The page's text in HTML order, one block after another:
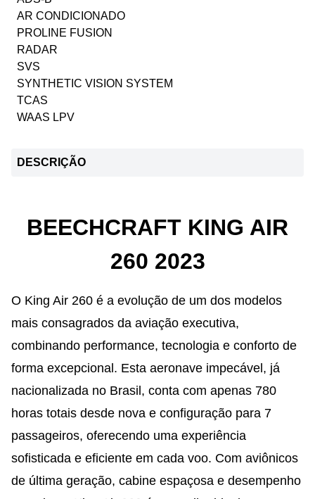
AR CONDICIONADO
PROLINE FUSION
RADAR
SVS
SYNTHETIC VISION SYSTEM
TCAS
WAAS LPV
DESCRIÇÃO
BEECHCRAFT KING AIR
260 2023
O King Air 260 é a evolução de um dos modelos
mais consagrados da aviação executiva,
combinando performance, tecnologia e conforto de
forma excepcional. Esta aeronave impecável, já
nacionalizada no Brasil, conta com apenas 780
horas totais desde nova e configuração para 7
passageiros, oferecendo uma experiência
sofisticada e eficiente em cada voo. Com aviônicos
de última geração, cabine espaçosa e desempenho